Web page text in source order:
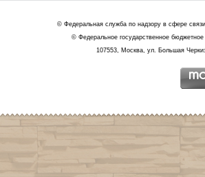
© Федеральная служба по надзору в сфере
© Федеральное государственное
107553, Москва, ул. Большая